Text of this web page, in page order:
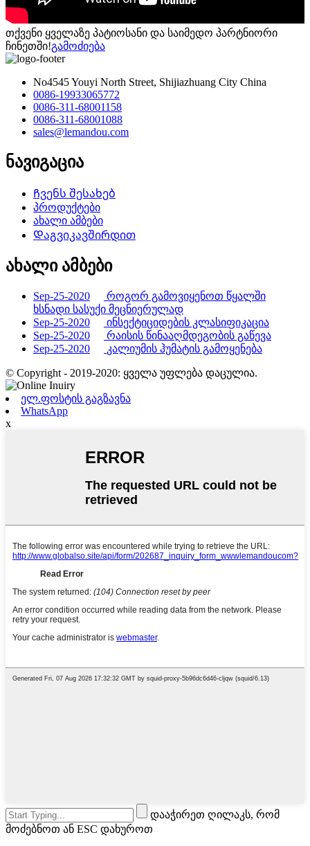
თქვენი ყველაზე პატიოსანი და საიმედო პარტნიორი
ჩინეთში!გამოძიება
No4545 Youyi North Street, Shijiazhuang City China
0086-19933065772
0086-311-68001158
0086-311-68001088
sales@lemandou.com
ნავიგაცია
Ჩვენს შესახებ
პროდუქტები
ახალი ამბები
Დაგვიკავშირდით
ახალი ამბები
Sep-25-2020
როგორ გამოვიყენოთ წყალში
ხსნადი სასუქი მეცნიერულად
Sep-25-2020
ინსექტიციდების კლასიფიკაცია
Sep-25-2020
რაისის წინააღმდეგობის გაწევა
Sep-25-2020
კალიუმის ჰუმატის გამოყენება
© Copyright - 2019-2020: ყველა უფლება დაცულია.
ელ.ფოსტის გაგზავნა
WhatsApp
x
დააჭირეთ ღილაკს, რომ
მოძებნოთ ან ESC დახუროთ